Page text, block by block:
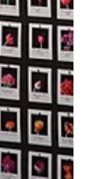
çiziliyor. Runway
Film Festival (AIFF
yeni bir